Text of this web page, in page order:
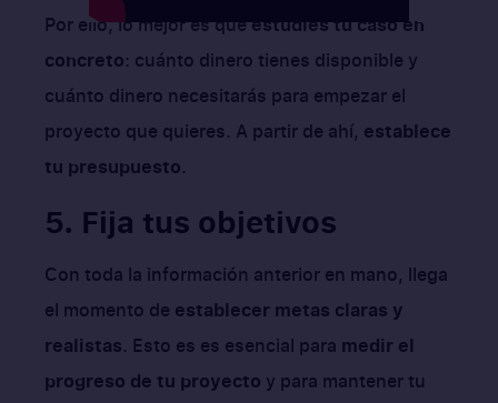
Por ello, lo mejor es queestudies tu caso en
concreto: cuánto dinero tienes disponible y
cuánto dinero necesitarás para empezar el
proyecto que quieres. A partir de ahí, establece
tu presupuesto.
5. Fija tus objetivos
Con toda la información anterior en mano, llega
el momento de establecer metas claras y
realistas. Esto es es esencial para medir el
progreso de tu proyecto y para mantener tu